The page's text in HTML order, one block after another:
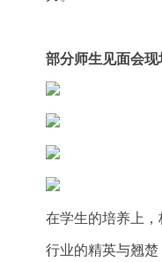
部分师生见面会现
在学生的培养上
行业的精英与翘